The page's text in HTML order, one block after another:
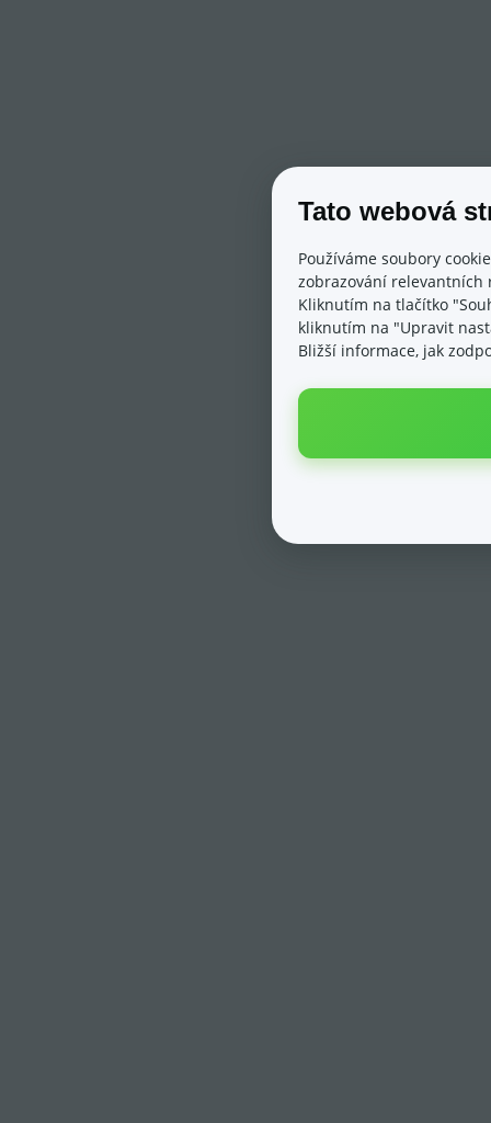
Tato webová
Používáme soubory
zobrazování relevantních
Kliknutím na tlačítko
kliknutím na "Upravit
Bližší informace, jak